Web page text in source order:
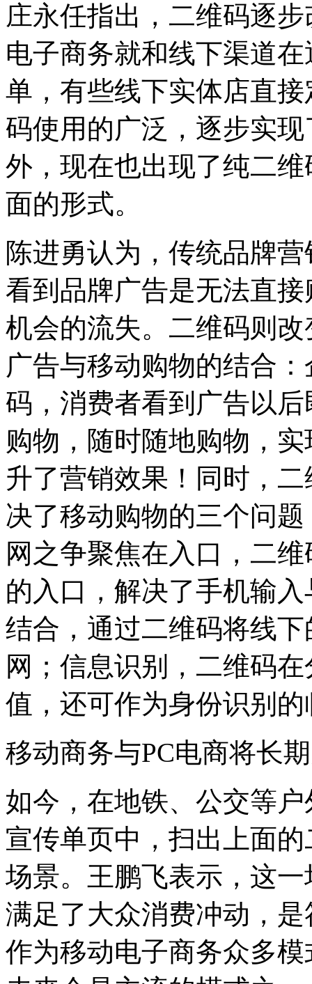
庄永任指出，二维码逐
电子商务就和线下渠道
单，有些线下实体店直
码使用的广泛，逐步实
外，现在也出现了纯二
面的形式。
陈进勇认为，传统品牌
看到品牌广告是无法直
机会的流失。二维码则
广告与移动购物的结合
码，消费者看到广告以
购物，随时随地购物，
升了营销效果！同时，
决了移动购物的三个问
网之争聚焦在入口，二
的入口，解决了手机输
结合，通过二维码将线
网；信息识别，二维码
值，还可作为身份识别
移动商务与PC电商将长
如今，在地铁、公交等
宣传单页中，扫出上面
场景。王鹏飞表示，这
满足了大众消费冲动，
作为移动电子商务众多